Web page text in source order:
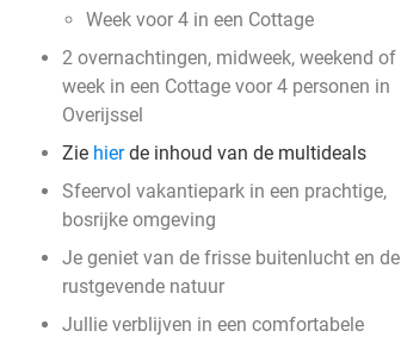
Week voor 4 in een Cottage
2 overnachtingen, midweek, weekend of
week in een Cottage voor 4 personen in
Overijssel
Zie hierde inhoud van de multideals
Sfeervol vakantiepark in een prachtige,
bosrijke omgeving
Je geniet van de frisse buitenlucht en de
rustgevende natuur
Jullie verblijven in een comfortabele